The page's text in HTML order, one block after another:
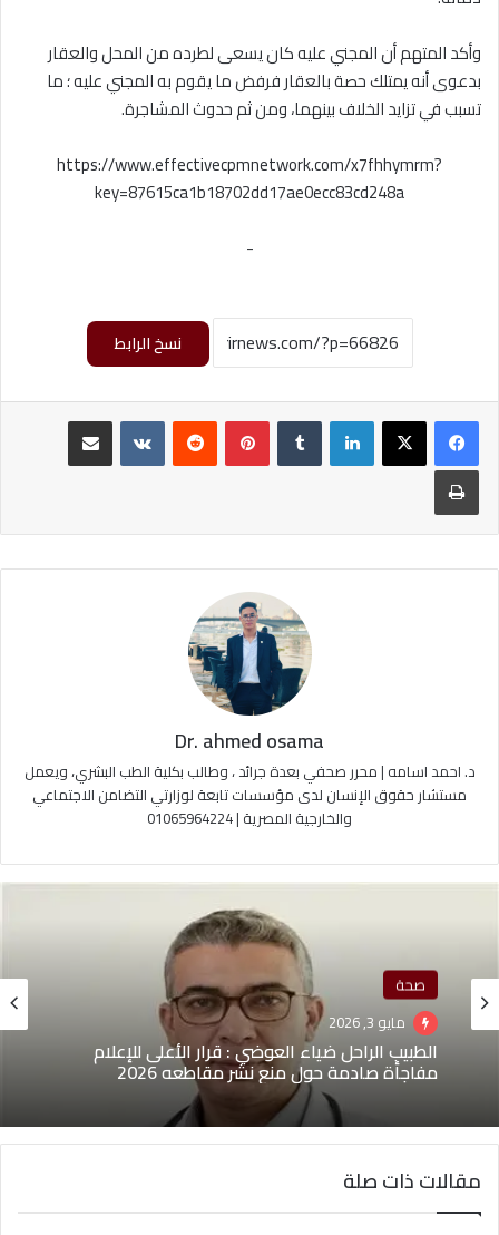
وأكد المتهم أن المجني عليه كان يسعى لطرده من المحل والعقار
بدعوى أنه يمتلك حصة بالعقار فرفض ما يقوم به المجني عليه ؛ ما
تسبب في تزايد الخلاف بينهما، ومن ثم حدوث المشاجرة.
https://www.effectivecpmnetwork.com/x7fhhymrm?
key=87615ca1b18702dd17ae0ecc83cd248a
-
نسخ الرابط
لينكدإن بينتيريست
طباعة
Dr. ahmed osama
د. احمد اسامه | محرر صحفي بعدة جرائد ، وطالب بكلية الطب البشري، ويعمل
مستشار حقوق الإنسان لدى مؤسسات تابعة لوزارتي التضامن الاجتماعي
والخارجية المصرية | 01065964224
صحة
مايو 3, 2026
الطبيب الراحل ضياء العوضي : قرار الأعلى للإعلام
مفاجأة صادمة حول منع نشر مقاطعه 2026
مقالات ذات صلة